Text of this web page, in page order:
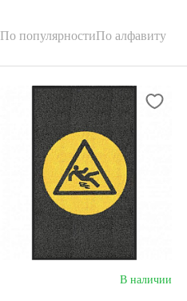
По популярностиПо алфавиту
В наличии